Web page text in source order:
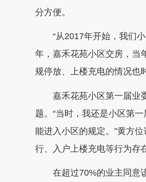
分方便。
“从2017年开始，我们小
年，嘉禾花苑小区交房，当
规停放、上楼充电的情况也
嘉禾花苑小区第一届业委
题。“当时，我还是小区第
能进入小区的规定。”黄方
行、入户上楼充电等行为存
在超过70%的业主同意该